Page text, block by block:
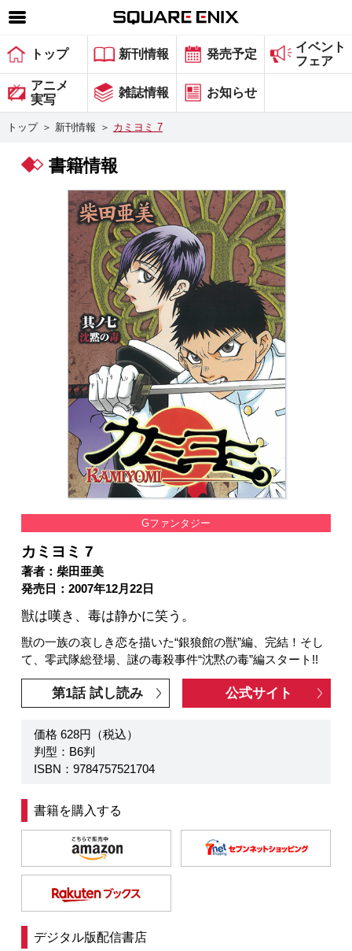
SQUARE ENIX 公式サイトメニュー
ゲーム
マガジン＆ブックス
グッズ
会社情報
スクウェア・エニックス サイト内検索
トップ 新刊情報 発売予定
イベント
フェア
アニメ
実写
雑誌情報 お知らせ
トップ ＞ 新刊情報 ＞ カミヨミ 7
書籍情報
Gファンタジー
カミヨミ 7
著者：柴田亜美
発売日：2007年12月22日
獣は嘆き、毒は静かに笑う。
獣の一族の哀しき恋を描いた“銀狼館の獣”編、完結！そし
て、零武隊総登場、謎の毒殺事件“沈黙の毒”編スタート!!
第1話 試し読み 公式サイト
価格 628円（税込）
判型：B6判
ISBN：9784757521704
書籍を購入する
デジタル版配信書店